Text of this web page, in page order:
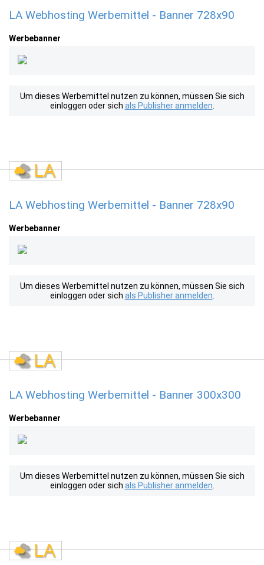
LA Webhosting Werbemittel - Banner 728x90
Werbebanner
Um dieses Werbemittel nutzen zu können, müssen Sie sich
einloggen oder sich als Publisher anmelden
LA Webhosting Werbemittel - Banner 728x90
Werbebanner
Um dieses Werbemittel nutzen zu können, müssen Sie sich
einloggen oder sich als Publisher anmelden
LA Webhosting Werbemittel - Banner 300x300
Werbebanner
Um dieses Werbemittel nutzen zu können, müssen Sie sich
einloggen oder sich als Publisher anmelden